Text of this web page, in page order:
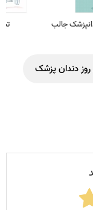
جالب
دندان پزشک